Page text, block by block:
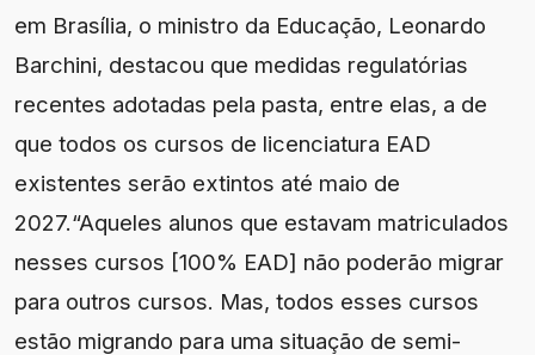
em Brasília, o ministro da Educação, Leonardo
Barchini, destacou que medidas regulatórias
recentes adotadas pela pasta, entre elas, a de
que todos os cursos de licenciatura EAD
existentes serão extintos até maio de
2027.“Aqueles alunos que estavam matriculados
nesses cursos [100% EAD] não poderão migrar
para outros cursos. Mas, todos esses cursos
estão migrando para uma situação de semi-